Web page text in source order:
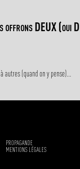
DEUX (oui
autres (quand on y pense)...
PROPAGANDE
MENTIONS LÉGALES